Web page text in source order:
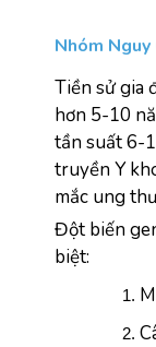
Nhóm
Tiền sử gia
hơn 5-10
tần suất 6-
truyền Y
mắc ung
Đột biến
biệt: